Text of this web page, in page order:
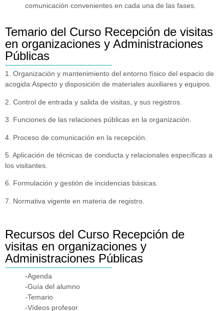
comunicación convenientes en cada una de las fases.
Temario del Curso Recepción de visitas
en organizaciones y Administraciones
Públicas
1. Organización y mantenimiento del entorno físico del espacio de
acogida:Aspecto y disposición de materiales auxiliares y equipos.
2. Control de entrada y salida de visitas, y sus registros.
3. Funciones de las relaciones públicas en la organización.
4. Proceso de comunicación en la recepción.
5. Aplicación de técnicas de conducta y relacionales específicas a
los visitantes.
6. Formulación y gestión de incidencias básicas.
7. Normativa vigente en materia de registro.
Recursos del Curso Recepción de
visitas en organizaciones y
Administraciones Públicas
-Agenda
-Guía del alumno
-Temario
-Vídeos profesor